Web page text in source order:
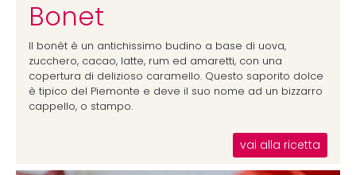
Bonet
Il bonèt è un antichissimo budino a base di uova,
zucchero, cacao, latte, rum ed amaretti, con una
copertura di delizioso caramello. Questo saporito dolce
è tipico del Piemonte e deve il suo nome ad un bizzarro
cappello, o stampo.
vai alla ricetta